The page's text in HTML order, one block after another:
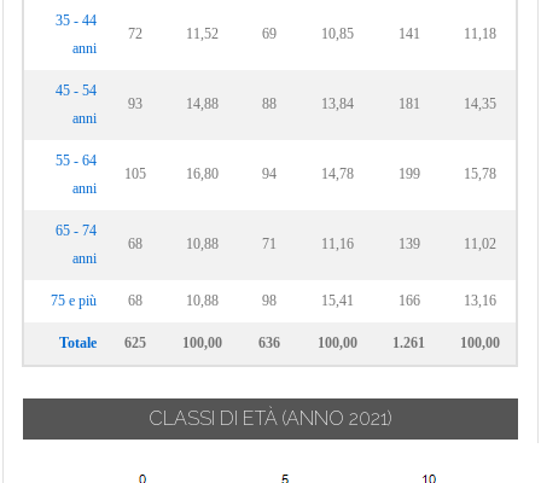
35 - 44
anni
72 11,52 69 10,85 141 11,18
45 - 54
anni
93 14,88 88 13,84 181 14,35
55 - 64
anni
105 16,80 94 14,78 199 15,78
65 - 74
anni
68 10,88 71 11,16 139 11,02
75 e più 68 10,88 98 15,41 166 13,16
Totale 625 100,00 636 100,00 1.261 100,00
CLASSI DI ETÀ (ANNO 2021)